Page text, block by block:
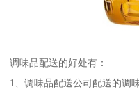
调味品配送的好处有：
1、调味品配送公司配送的调